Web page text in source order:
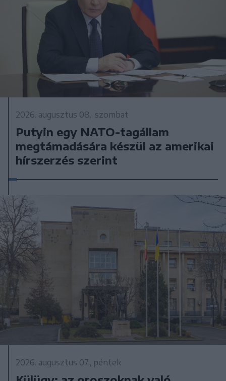
2026. augusztus 08., szombat
Putyin egy NATO-tagállam
megtámadására készül az amerikai
hírszerzés szerint
2026. augusztus 07., péntek